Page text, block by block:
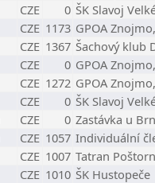
CZE 0 ŠK Slavoj
CZE 1173 GPOA
CZE 1367 Šachový klub
CZE 0 GPOA
CZE 1272 GPOA
CZE 0 ŠK Slavoj
CZE 0 Zastávka u
CZE 1057 Individuální
CZE 1007 Tatran
CZE 1010 ŠK Hustopeče